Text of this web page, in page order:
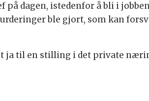
på dagen, istedenfor å bli i
ble gjort, som kan
ja til en stilling i det private